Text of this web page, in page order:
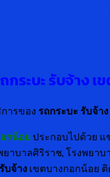
ระบะ รับจ้าง
ารของ รถกระบะ รับจ้าง
กน้อย ประกอบไปด้วย
าบาลศิริราช, โรงพยา
บจ้าง เขตบางกอกน้อย